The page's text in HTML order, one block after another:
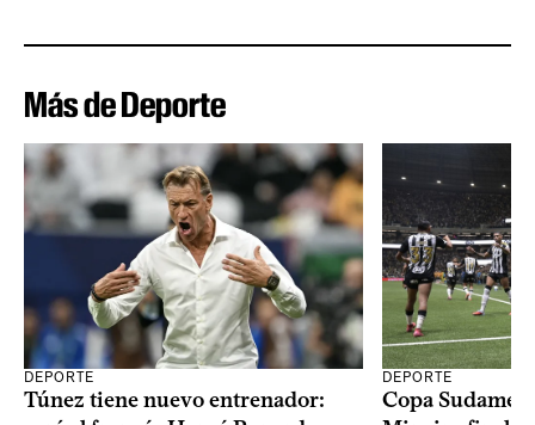
Más de Deporte
DEPORTE
Túnez tiene nuevo entrenador:
DEPORTE
Copa